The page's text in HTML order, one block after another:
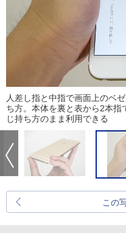
人差し指と中指で画面上のベ
ち方。本体を裏と表から2本指
じ持ち方のまま利用できる
この